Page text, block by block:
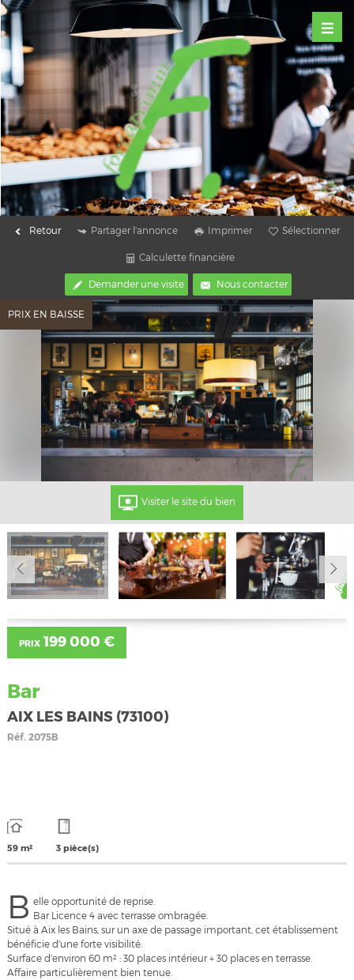
Retour Partager l'annonce Imprimer Sélectionner
Calculette financière
Demander une visite Nous contacter
PRIX EN BAISSE
Visiter le site du bien
PRIX199 000 €
Bar
AIX LES BAINS (73100)
Réf.2075B
59 m² 3 pièce(s)
B elle opportunité de reprise.
Bar Licence 4 avec terrasse ombragée.
Situé à Aix les Bains, sur un axe de passage important, cet établissement
bénéficie d'une forte visibilité.
Surface d'environ 60 m² : 30 places intérieur + 30 places en terrasse.
Affaire particulièrement bien tenue.